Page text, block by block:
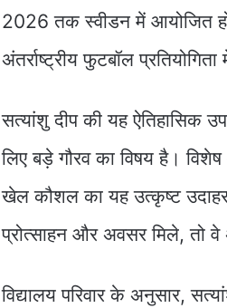
2026 तक स्वीडन में आयोजित
अंतर्राष्ट्रीय फुटबॉल
सत्यांशु दीप की यह ऐतिहासिक
लिए बड़े गौरव का विषय है।
खेल कौशल का यह उत्कृष्ट
प्रोत्साहन और अवसर मिले, तो
विद्यालय परिवार के अनुसार,